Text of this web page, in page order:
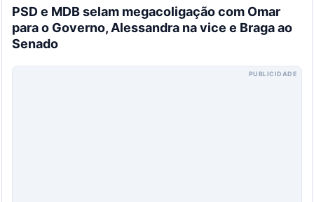
PSD e MDB selam megacoligação com Omar
para o Governo, Alessandra na vice e Braga ao
Senado
PUBLICIDADE